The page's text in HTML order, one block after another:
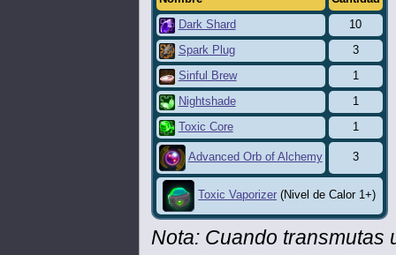
Dark Shard 10
Spark Plug 3
Sinful Brew 1
Nightshade 1
Toxic Core 1
Advanced Orb of Alchemy 3
Toxic Vaporizer (Nivel de Calor 1+)
Nota: Cuando